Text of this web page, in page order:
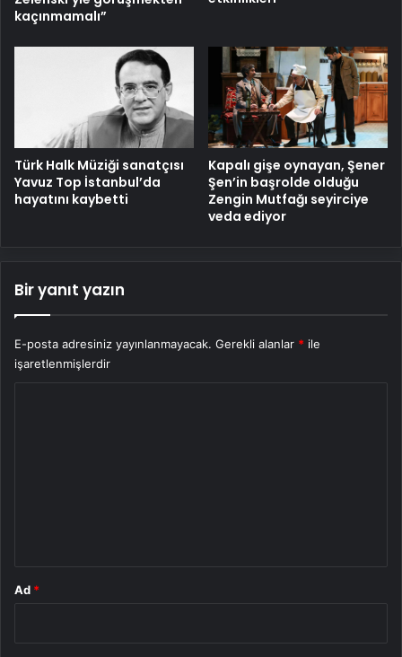
kaçınmamalı”
Türk Halk Müziği sanatçısı
Yavuz Top İstanbul’da
hayatını kaybetti
Kapalı gişe oynayan, Şener
Şen’in başrolde olduğu
Zengin Mutfağı seyirciye
veda ediyor
Bir yanıt yazın
E-posta adresiniz yayınlanmayacak. Gerekli alanlar * ile
işaretlenmişlerdir
Ad *